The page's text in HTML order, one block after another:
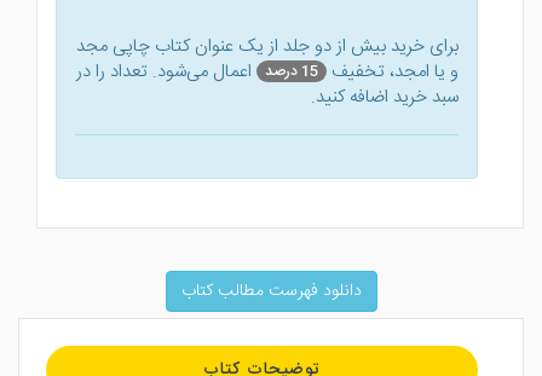
برای خرید بیش از دو جلد از یک عنوان کتاب‌ چاپی مجد
و یا امجد، تخفیف 15 درصد
اعمال می‌شود. تعداد را در
سبد خرید اضافه کنید.
دانلود فهرست مطالب کتاب
توضیحات کتاب